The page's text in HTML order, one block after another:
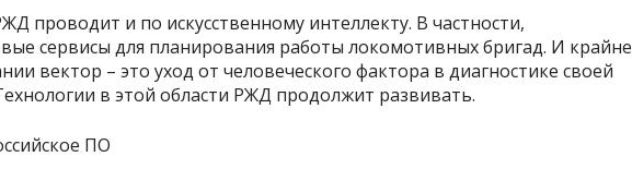
проводит и по искусственному интеллекту. В частности,
сервисы для планирования работы локомотивных бригад. И крайне
вектор – это уход от человеческого фактора в диагностике своей
в этой области РЖД продолжит развивать.